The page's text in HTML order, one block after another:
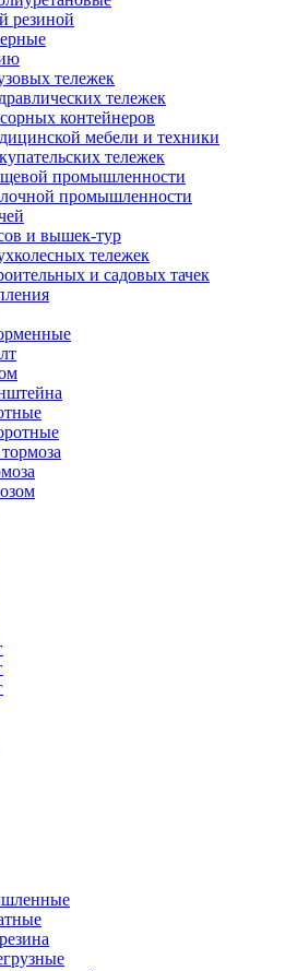
резиной
тележек
тележек
контейнеров
мебели и техники
тележек
промышленности
промышленности
и вышек-тур
тележек
и садовых тачек